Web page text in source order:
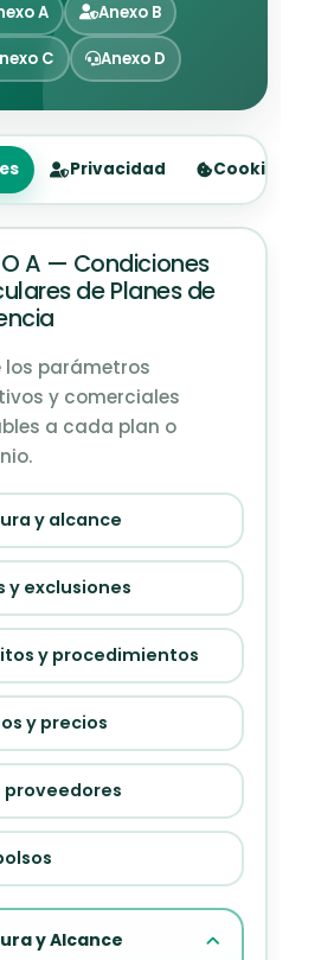
A Anexo B
C Anexo D
Privacidad Cookies
A — Condiciones
de Planes de
los parámetros
y comerciales
a cada plan o
y alcance
y exclusiones
y procedimientos
y precios
proveedores
y Alcance